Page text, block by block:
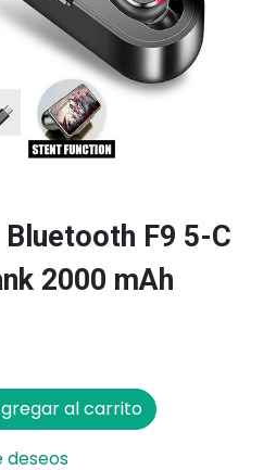
F9 5-C
2000 mAh
al carrito
deseos